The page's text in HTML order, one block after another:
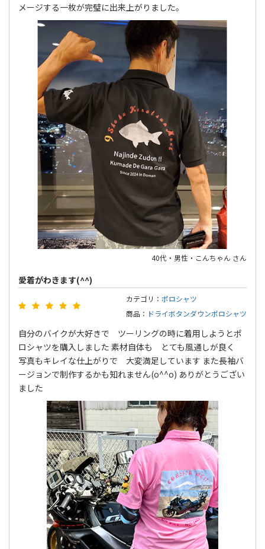
メージする一枚が完璧に出来上がりました。
40代・男性・こんちゃん さん
愛着がわきます(^^)
カテゴリ： ポロシャツ
商品： ドライボタンダウンポロシャツ
自分のバイクが大好きで ツーリングの時に着用しようとポ
ロシャツを購入しました 素材自体も とても風通しが良く
写真もキレイな仕上がりで 大変満足しています また長袖バ
ージョンで制作するかも知れません(o^^o) ありがとうござい
ました